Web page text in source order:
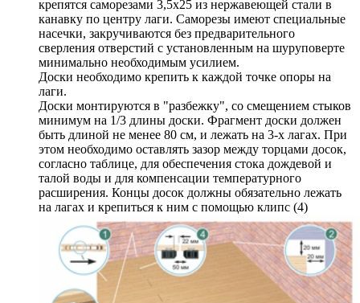
крепятся саморезами 3,5х25 из нержавеющей стали в
канавку по центру лаги. Саморезы имеют специальные
насечки, закручиваются без предварительного
сверления отверстий с установленным на шуруповерте
минимально необходимым усилием.
Доски необходимо крепить к каждой точке опоры на
лаги.
Доски монтируются в "разбежку", со смещением стыков
минимум на 1/3 длины доски. Фрагмент доски должен
быть длиной не менее 80 см, и лежать на 3-х лагах. При
этом необходимо оставлять зазор между торцами досок,
согласно таблице, для обеспечения стока дождевой и
талой воды и для компенсации температурного
расширения. Концы досок должны обязательно лежать
на лагах и крепиться к ним с помощью клипс (4)